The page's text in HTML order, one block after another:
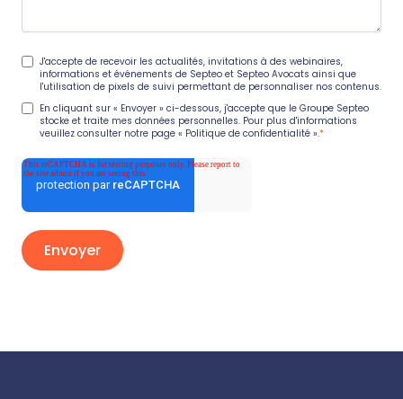
J'accepte de recevoir les actualités, invitations à des webinaires,
informations et événements de Septeo et Septeo Avocats ainsi que
l'utilisation de pixels de suivi permettant de personnaliser nos contenus.
En cliquant sur « Envoyer » ci-dessous, j'accepte que le Groupe Septeo
stocke et traite mes données personnelles. Pour plus d'informations
veuillez consulter notre page « Politique de confidentialité ».*